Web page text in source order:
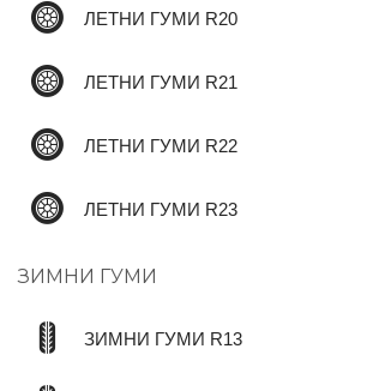
ЛЕТНИ ГУМИ R20
ЛЕТНИ ГУМИ R21
ЛЕТНИ ГУМИ R22
ЛЕТНИ ГУМИ R23
ЗИМНИ ГУМИ
ЗИМНИ ГУМИ R13